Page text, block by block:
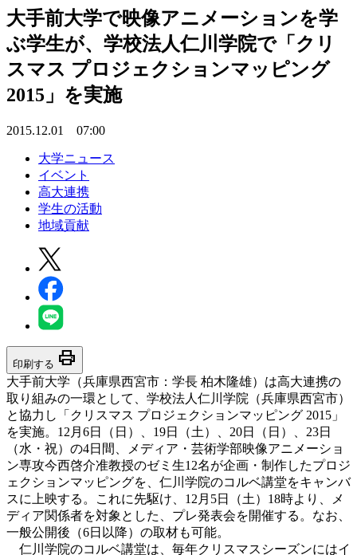
大手前大学で映像アニメーションを学
ぶ学生が、学校法人仁川学院で「クリ
スマス プロジェクションマッピング
2015」を実施
2015.12.01 07:00
大学ニュース
イベント
高大連携
学生の活動
地域貢献
印刷する print
大手前大学（兵庫県西宮市：学長 柏木隆雄）は高大連携の
取り組みの一環として、学校法人仁川学院（兵庫県西宮市）
と協力し「クリスマス プロジェクションマッピング 2015」
を実施。12月6日（日）、19日（土）、20日（日）、23日
（水・祝）の4日間、メディア・芸術学部映像アニメーショ
ン専攻今西啓介准教授のゼミ生12名が企画・制作したプロジ
ェクションマッピングを、仁川学院のコルベ講堂をキャンバ
スに上映する。これに先駆け、12月5日（土）18時より、メ
ディア関係者を対象とした、プレ発表会を開催する。なお、
一般公開後（6日以降）の取材も可能。
仁川学院のコルベ講堂は、毎年クリスマスシーズンにはイ